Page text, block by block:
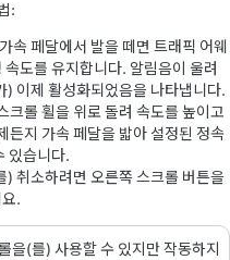
:
속 페달에서 발을 떼면 트래픽 어웨
도를 유지합니다. 알림음이 울려
) 이제 활성화되었음을 나타냅니다.
크롤 휠을 위로 돌려 속도를 높이고
든지 가속 페달을 밟아 설정된 정속
있습니다.
) 취소하려면 오른쪽 스크롤 버튼을
.
을(를) 사용할 수 있지만 작동하지